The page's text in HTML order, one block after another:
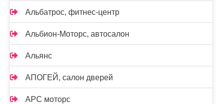
Альбатрос, фитнес-центр
Альбион-Моторс, автосалон
Альянс
АПОГЕЙ, салон дверей
АРС моторс